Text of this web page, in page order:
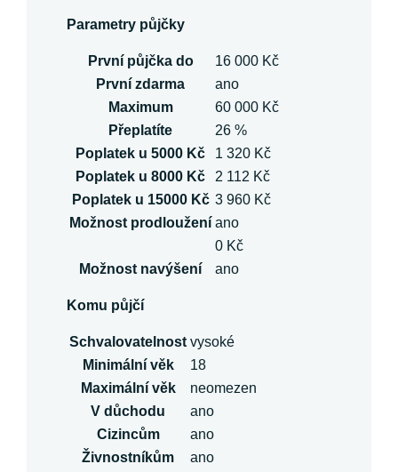
Parametry půjčky
První půjčka do
16 000 Kč
První zdarma
ano
Maximum
60 000 Kč
Přeplatíte
26 %
Poplatek u 5000 Kč
1 320 Kč
Poplatek u 8000 Kč
2 112 Kč
Poplatek u 15000 Kč 3 960 Kč
Možnost prodloužení ano
0 Kč
Možnost navýšení
ano
Komu půjčí
Schvalovatelnost vysoké
Minimální věk
18
Maximální věk
neomezen
V důchodu
ano
Cizincům
ano
Živnostníkům
ano